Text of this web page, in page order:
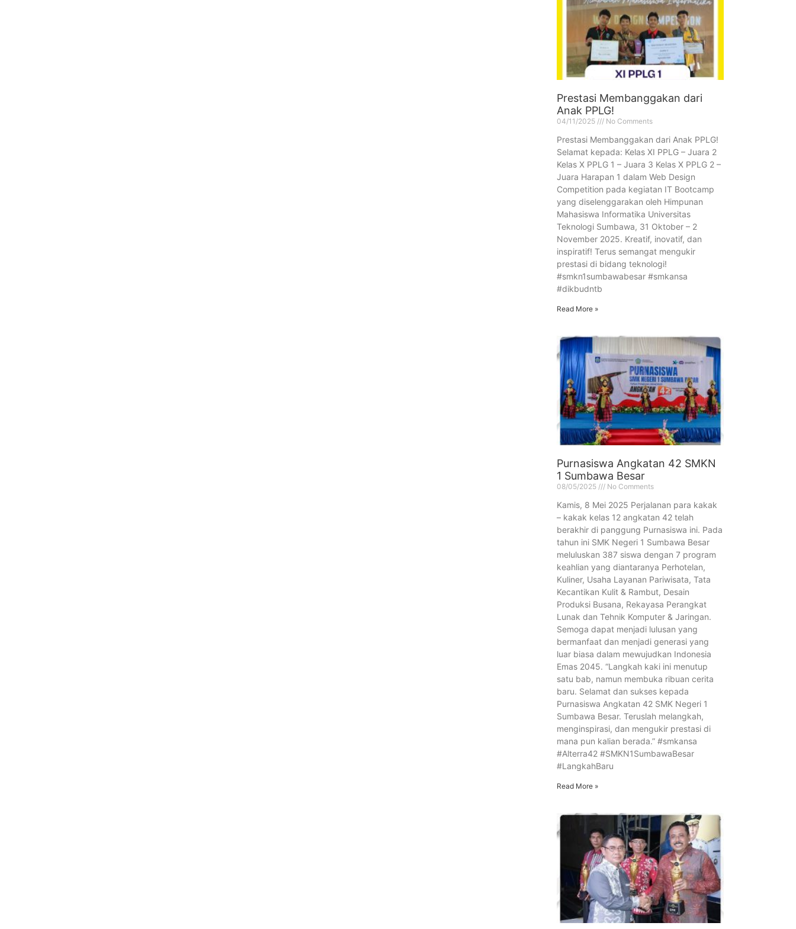
Prestasi Membanggakan dari
Anak PPLG!
04/11/2025 No Comments
Prestasi Membanggakan dari Anak PPLG!
Selamat kepada: Kelas XI PPLG – Juara 2
Kelas X PPLG 1 – Juara 3 Kelas X PPLG 2 –
Juara Harapan 1 dalam Web Design
Competition pada kegiatan IT Bootcamp
yang diselenggarakan oleh Himpunan
Mahasiswa Informatika Universitas
Teknologi Sumbawa, 31 Oktober – 2
November 2025. Kreatif, inovatif, dan
inspiratif! Terus semangat mengukir
prestasi di bidang teknologi!
#smkn1sumbawabesar #smkansa
#dikbudntb
Read More »
Purnasiswa Angkatan 42 SMKN
1 Sumbawa Besar
08/05/2025 No Comments
Kamis, 8 Mei 2025 Perjalanan para kakak
– kakak kelas 12 angkatan 42 telah
berakhir di panggung Purnasiswa ini. Pada
tahun ini SMK Negeri 1 Sumbawa Besar
meluluskan 387 siswa dengan 7 program
keahlian yang diantaranya Perhotelan,
Kuliner, Usaha Layanan Pariwisata, Tata
Kecantikan Kulit & Rambut, Desain
Produksi Busana, Rekayasa Perangkat
Lunak dan Tehnik Komputer & Jaringan.
Semoga dapat menjadi lulusan yang
bermanfaat dan menjadi generasi yang
luar biasa dalam mewujudkan Indonesia
Emas 2045. “Langkah kaki ini menutup
satu bab, namun membuka ribuan cerita
baru. Selamat dan sukses kepada
Purnasiswa Angkatan 42 SMK Negeri 1
Sumbawa Besar. Teruslah melangkah,
menginspirasi, dan mengukir prestasi di
mana pun kalian berada.” #smkansa
#Alterra42 #SMKN1SumbawaBesar
#LangkahBaru
Read More »